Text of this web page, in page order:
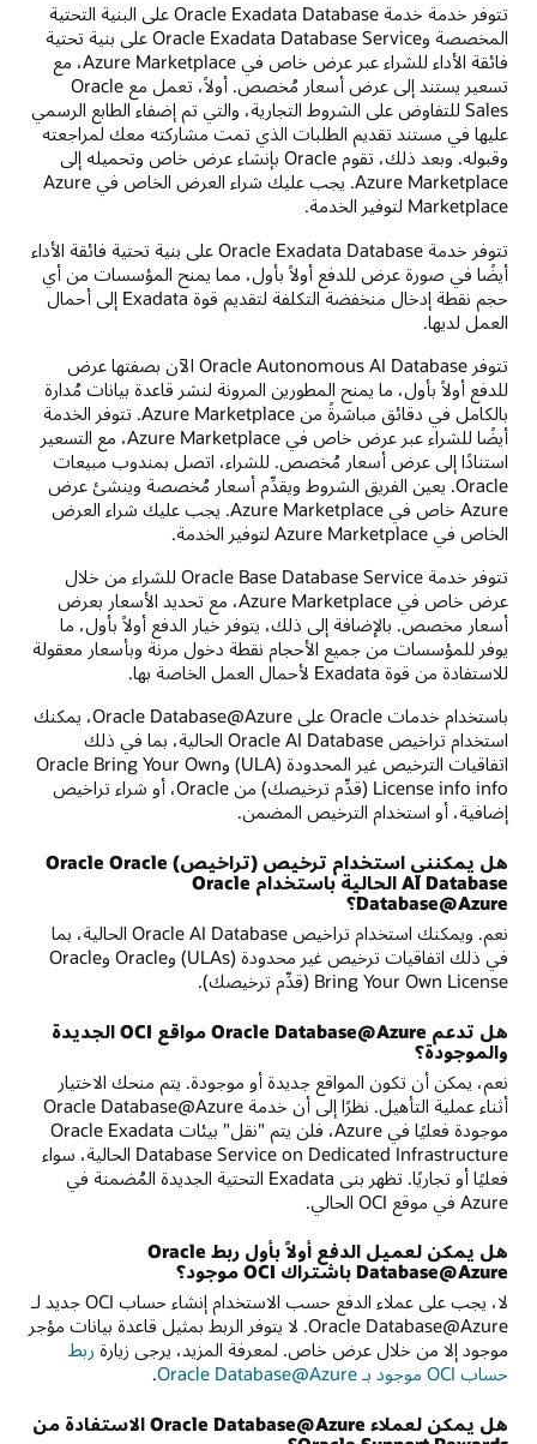
تتوفر خدمة خدمة Oracle Exadata Database على البنية التحتية
المخصصة وOracle Exadata Database Service على بنية تحتية
فائقة الأداء للشراء عبر عرض خاص في Azure Marketplace، مع
تسعير يستند إلى عرض أسعار مُخصص. أولاً، تعمل مع Oracle
Sales للتفاوض على الشروط التجارية، والتي تم إضفاء الطابع الرسمي
عليها في مستند تقديم الطلبات الذي تمت مشاركته معك لمراجعته
وقبوله. وبعد ذلك، تقوم Oracle بإنشاء عرض خاص وتحميله إلى
Azure Marketplace. يجب عليك شراء العرض الخاص في Azure
Marketplace لتوفير الخدمة.
تتوفر خدمة Oracle Exadata Database على بنية تحتية فائقة الأداء
أيضًا في صورة عرض للدفع أولاً بأول، مما يمنح المؤسسات من أي
حجم نقطة إدخال منخفضة التكلفة لتقديم قوة Exadata إلى أحمال
العمل لديها.
تتوفر Oracle Autonomous AI Database الآن بصفتها عرض
للدفع أولاً بأول، ما يمنح المطورين المرونة لنشر قاعدة بيانات مُدارة
بالكامل في دقائق مباشرةً من Azure Marketplace. تتوفر الخدمة
أيضًا للشراء عبر عرض خاص في Azure Marketplace، مع التسعير
استنادًا إلى عرض أسعار مُخصص. للشراء، اتصل بمندوب مبيعات
Oracle. يعين الفريق الشروط ويقدِّم أسعار مُخصصة وينشئ عرض
Azure خاص في Azure Marketplace. يجب عليك شراء العرض
الخاص في Azure Marketplace لتوفير الخدمة.
تتوفر خدمة Oracle Base Database Service للشراء من خلال
عرض خاص في Azure Marketplace، مع تحديد الأسعار بعرض
أسعار مخصص. بالإضافة إلى ذلك، يتوفر خيار الدفع أولاً بأول، ما
يوفر للمؤسسات من جميع الأحجام نقطة دخول مرنة وبأسعار معقولة
للاستفادة من قوة Exadata لأحمال العمل الخاصة بها.
باستخدام خدمات Oracle على Oracle Database@Azure، يمكنك
استخدام تراخيص Oracle AI Database الحالية، بما في ذلك
اتفاقيات الترخيص غير المحدودة (ULA) وOracle Bring Your Own
License info info (قدِّم ترخيصك) من Oracle، أو شراء تراخيص
إضافية، أو استخدام الترخيص المضمن.
هل يمكنني استخدام ترخيص (تراخيص) Oracle Oracle
AI Database الحالية باستخدام Oracle
Database@Azure؟
نعم. ويمكنك استخدام تراخيص Oracle AI Database الحالية، بما
في ذلك اتفاقيات ترخيص غير محدودة (ULAs) وOracle وOracle
Bring Your Own License (قدِّم ترخيصك).
هل تدعم Oracle Database@Azure مواقع OCI الجديدة
والموجودة؟
نعم، يمكن أن تكون المواقع جديدة أو موجودة. يتم منحك الاختيار
أثناء عملية التأهيل. نظرًا إلى أن خدمة Oracle Database@Azure
موجودة فعليًا في Azure، فلن يتم "نقل" بيئات Oracle Exadata
Database Service on Dedicated Infrastructure الحالية، سواء
فعليًا أو تجاريًا. تظهر بنى Exadata التحتية الجديدة المُضمنة في
Azure في موقع OCI الحالي.
هل يمكن لعميل الدفع أولاً بأول ربط Oracle
Database@Azure باشتراك OCI موجود؟
لا، يجب على عملاء الدفع حسب الاستخدام إنشاء حساب OCI جديد لـ
Oracle Database@Azure. لا يتوفر الربط بمثيل قاعدة بيانات مؤجر
موجود إلا من خلال عرض خاص. لمعرفة المزيد، يرجى زيارة ربط
حساب OCI موجود بـ Oracle Database@Azure
.
هل يمكن لعملاء Oracle Database@Azure الاستفادة من